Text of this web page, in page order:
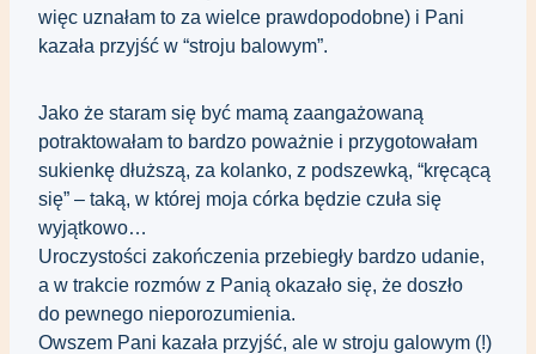
więc uznałam to za wielce prawdopodobne) i Pani
kazała przyjść w “stroju balowym”.
Jako że staram się być mamą zaangażowaną
potraktowałam to bardzo poważnie i przygotowałam
sukienkę dłuższą, za kolanko, z podszewką, “kręcącą
się” – taką, w której moja córka będzie czuła się
wyjątkowo…
Uroczystości zakończenia przebiegły bardzo udanie,
a w trakcie rozmów z Panią okazało się, że doszło
do pewnego nieporozumienia.
Owszem Pani kazała przyjść, ale w stroju galowym (!)